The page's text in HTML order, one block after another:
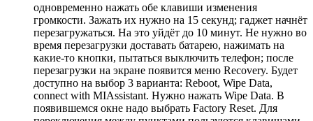
одновременно нажать обе клавиши изменения
громкости. Зажать их нужно на 15 секунд; гаджет начнёт
перезагружаться. На это уйдёт до 10 минут. Не нужно во
время перезагрузки доставать батарею, нажимать на
какие-то кнопки, пытаться выключить телефон; после
перезагрузки на экране появится меню Recovery. Будет
доступно на выбор 3 варианта: Reboot, Wipe Data,
connect with MIAssistant. Нужно нажать Wipe Data. В
появившемся окне надо выбрать Factory Reset. Для